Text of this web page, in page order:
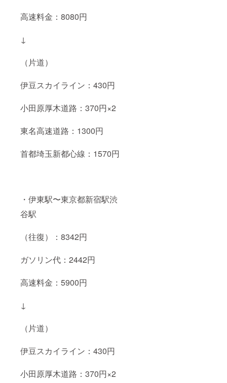
高速料金：8080円
↓
（片道）
伊豆スカイライン：430円
小田原厚木道路：370円×2
東名高速道路：1300円
首都埼玉新都心線：1570円
・伊東駅〜東京都新宿駅渋
谷駅
（往復）：8342円
ガソリン代：2442円
高速料金：5900円
↓
（片道）
伊豆スカイライン：430円
小田原厚木道路：370円×2